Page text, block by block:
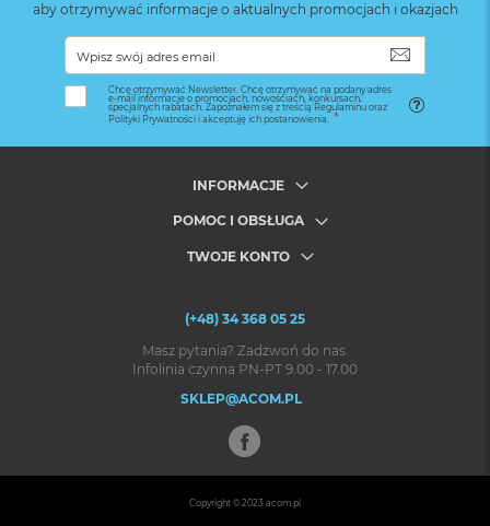
aby otrzymywać informacje o aktualnych promocjach i okazjach
Chcę otrzymywać Newsletter. Chcę otrzymywać na podany adres
e-mail informacje o promocjach, nowościach, konkursach,
specjalnych rabatach. Zapoznałem się z treścią Regulaminu oraz
Polityki Prywatności i akceptuję ich postanowienia.
INFORMACJE
POMOC I OBSŁUGA
TWOJE KONTO
(+48) 34 368 05 25
Masz pytania? Zadzwoń do nas.
Infolinia czynna PN-PT 9.00 - 17.00
SKLEP@ACOM.PL
Copyright © 2023 acom.pl